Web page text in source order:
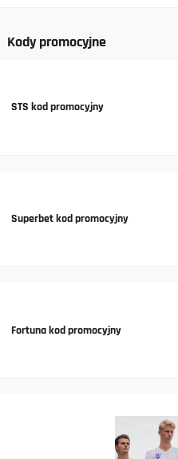
Kody promocyjne
STS kod promocyjny
Superbet kod promocyjny
Fortuna kod promocyjny